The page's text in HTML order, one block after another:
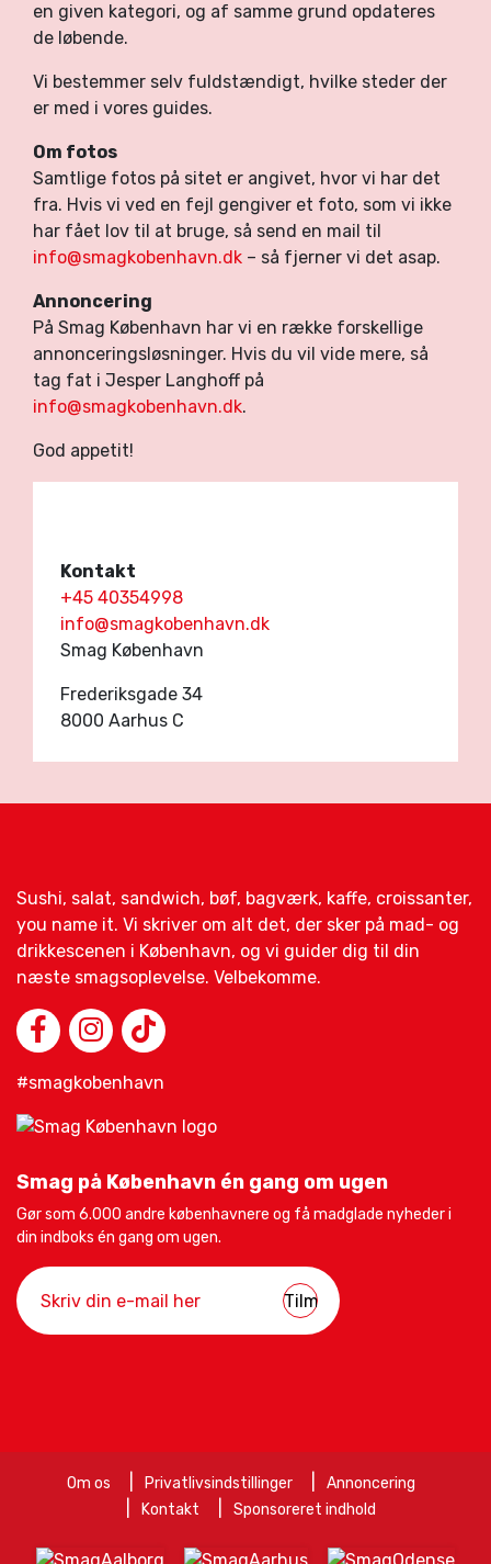
en given kategori, og af samme grund opdateres
de løbende.
Vi bestemmer selv fuldstændigt, hvilke steder der
er med i vores guides.
Om fotos
Samtlige fotos på sitet er angivet, hvor vi har det
fra. Hvis vi ved en fejl gengiver et foto, som vi ikke
har fået lov til at bruge, så send en mail til
info@smagkobenhavn.dk – så fjerner vi det asap.
Annoncering
På Smag København har vi en række forskellige
annonceringsløsninger. Hvis du vil vide mere, så
tag fat i Jesper Langhoff på
info@smagkobenhavn.dk.
God appetit!
Kontakt
+45 40354998
info@smagkobenhavn.dk
Smag København
Frederiksgade 34
8000 Aarhus C
Sushi, salat, sandwich, bøf, bagværk, kaffe, croissanter,
you name it. Vi skriver om alt det, der sker på mad- og
drikkescenen i København, og vi guider dig til din
næste smagsoplevelse. Velbekomme.
#smagkobenhavn
Smag på København én gang om ugen
Gør som 6.000 andre københavnere og få madglade nyheder i
din indboks én gang om ugen.
Om os Privatlivsindstillinger
Annoncering
Kontakt
Sponsoreret indhold